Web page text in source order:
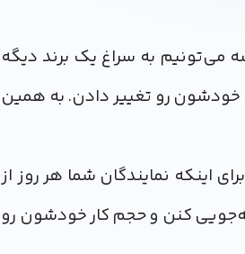
می‌تونیم به سراغ یک برند دیگه
برند خودشون رو تغییر دادن. به همین
اینکه نمایندگان شما هر روز از
کنن و حجم کار خودشون رو